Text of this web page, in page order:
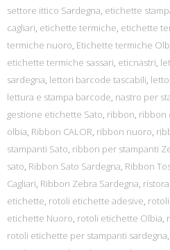
settore ittico Sardegna, etichette
cagliari, etichette termiche, etichette
termiche nuoro, Etichette termiche
etichette termiche sassari, eticnastri,
sardegna, lettori barcode tascabili,
lettura e stampa barcode, nastro per
gestione etichette Sato, ribbon, ribbon
olbia, Ribbon CALOR, ribbon nuoro,
stampanti Sato, ribbon per stampanti
sato, Ribbon Sato Sardegna, Ribbon
Cagliari, Ribbon Zebra Sardegna,
etichette, rotoli etichette adesive,
etichette Nuoro, rotoli etichette Olbia,
rotoli etichette per stampanti sardegna,